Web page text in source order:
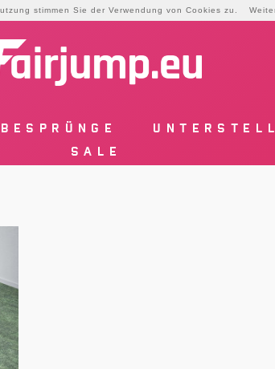
stimmen Sie der Verwendung von Cookies zu.
SALE